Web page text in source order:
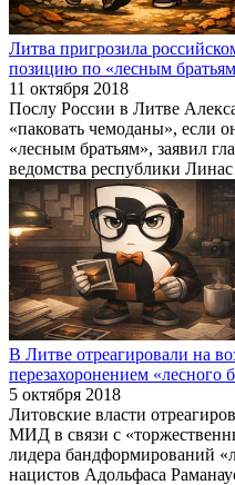
Литва пригрозила
позицию по «лесным
11 октября 2018
Послу России в Литве
«паковать чемоданы», если
«лесным братьям», заявил
ведомства республики
В Литве отреагировали на
перезахоронением «лесного
5 октября 2018
Литовские власти
МИД в связи с
лидера бандформирований
нацистов Адольфаса